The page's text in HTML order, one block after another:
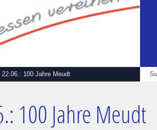
22.06.: 100 Jahre Meudt
100 Jahre Meudt